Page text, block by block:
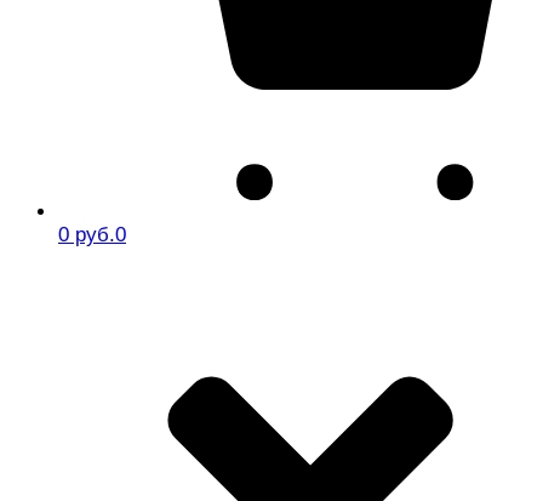
0 руб.0